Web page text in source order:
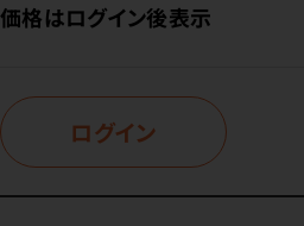
価格はログイン後表示
ログイン